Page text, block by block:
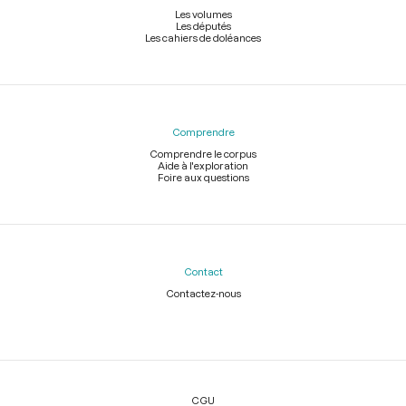
Les volumes
Les députés
Les cahiers de doléances
Comprendre
Comprendre le corpus
Aide à l'exploration
Foire aux questions
Contact
Contactez-nous
Légal
CGU